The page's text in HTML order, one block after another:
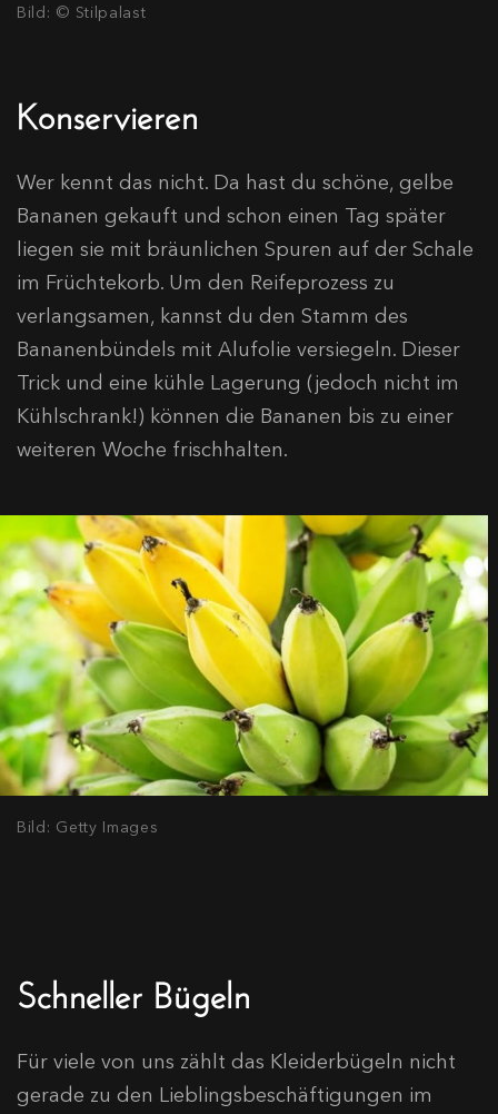
Bild: © Stilpalast
Konservieren
Wer kennt das nicht. Da hast du schöne, gelbe
Bananen gekauft und schon einen Tag später
liegen sie mit bräunlichen Spuren auf der Schale
im Früchtekorb. Um den Reifeprozess zu
verlangsamen, kannst du den Stamm des
Bananenbündels mit Alufolie versiegeln. Dieser
Trick und eine kühle Lagerung (jedoch nicht im
Kühlschrank!) können die Bananen bis zu einer
weiteren Woche frischhalten.
Bild: Getty Images
Schneller Bügeln
Für viele von uns zählt das Kleiderbügeln nicht
gerade zu den Lieblingsbeschäftigungen im